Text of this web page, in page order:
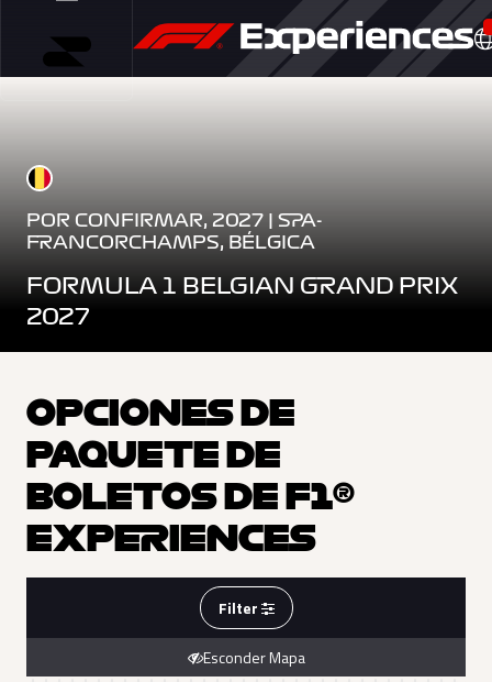
POR CONFIRMAR, 2027 | SPA-
FRANCORCHAMPS, BÉLGICA
FORMULA 1 BELGIAN GRAND PRIX
2027
OPCIONES DE
PAQUETE DE
BOLETOS DE F1®
EXPERIENCES
Filter
Esconder Mapa